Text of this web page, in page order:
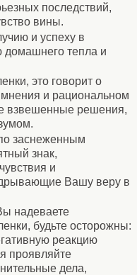
последствий,
вины.
и успеху в
домашнего тепла и
это говорит о
и рациональном
взвешенные решения,
заснеженным
знак,
и
Вашу веру в
надеваете
будьте осторожны:
реакцию
проявляйте
дела,